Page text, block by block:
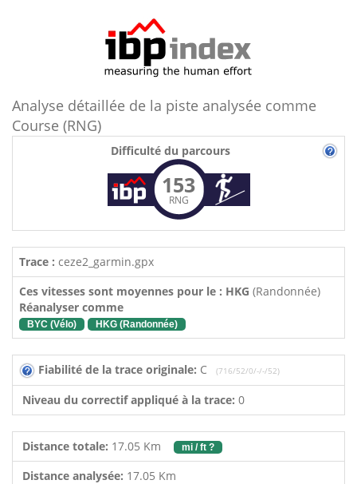
Analyse détaillée de la piste analysée comme
Course (RNG)
Difficulté du parcours
153
RNG
Trace : ceze2_garmin.gpx
Ces vitesses sont moyennes pour le : HKG (Randonnée)
Réanalyser comme
BYC (Vélo) HKG (Randonnée)
Fiabilité de la trace originale: C (716/52/0/-/-/52)
Niveau du correctif appliqué à la trace: 0
Distance totale: 17.05 Km mi / ft ?
Distance analysée: 17.05 Km